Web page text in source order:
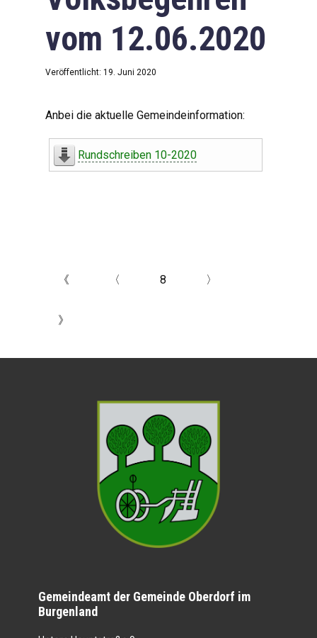
vom 12.06.2020
Veröffentlicht: 19. Juni 2020
Anbei die aktuelle Gemeindeinformation:
Rundschreiben 10-2020
《 〈 8 〉
》
Gemeindeamt der Gemeinde Oberdorf im
Burgenland